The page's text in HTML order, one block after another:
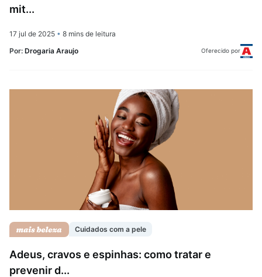
mit...
17 jul de 2025 • 8 mins de leitura
Por: Drogaria Araujo Oferecido por
Cuidados com a pele
Adeus, cravos e espinhas: como tratar e
prevenir d...